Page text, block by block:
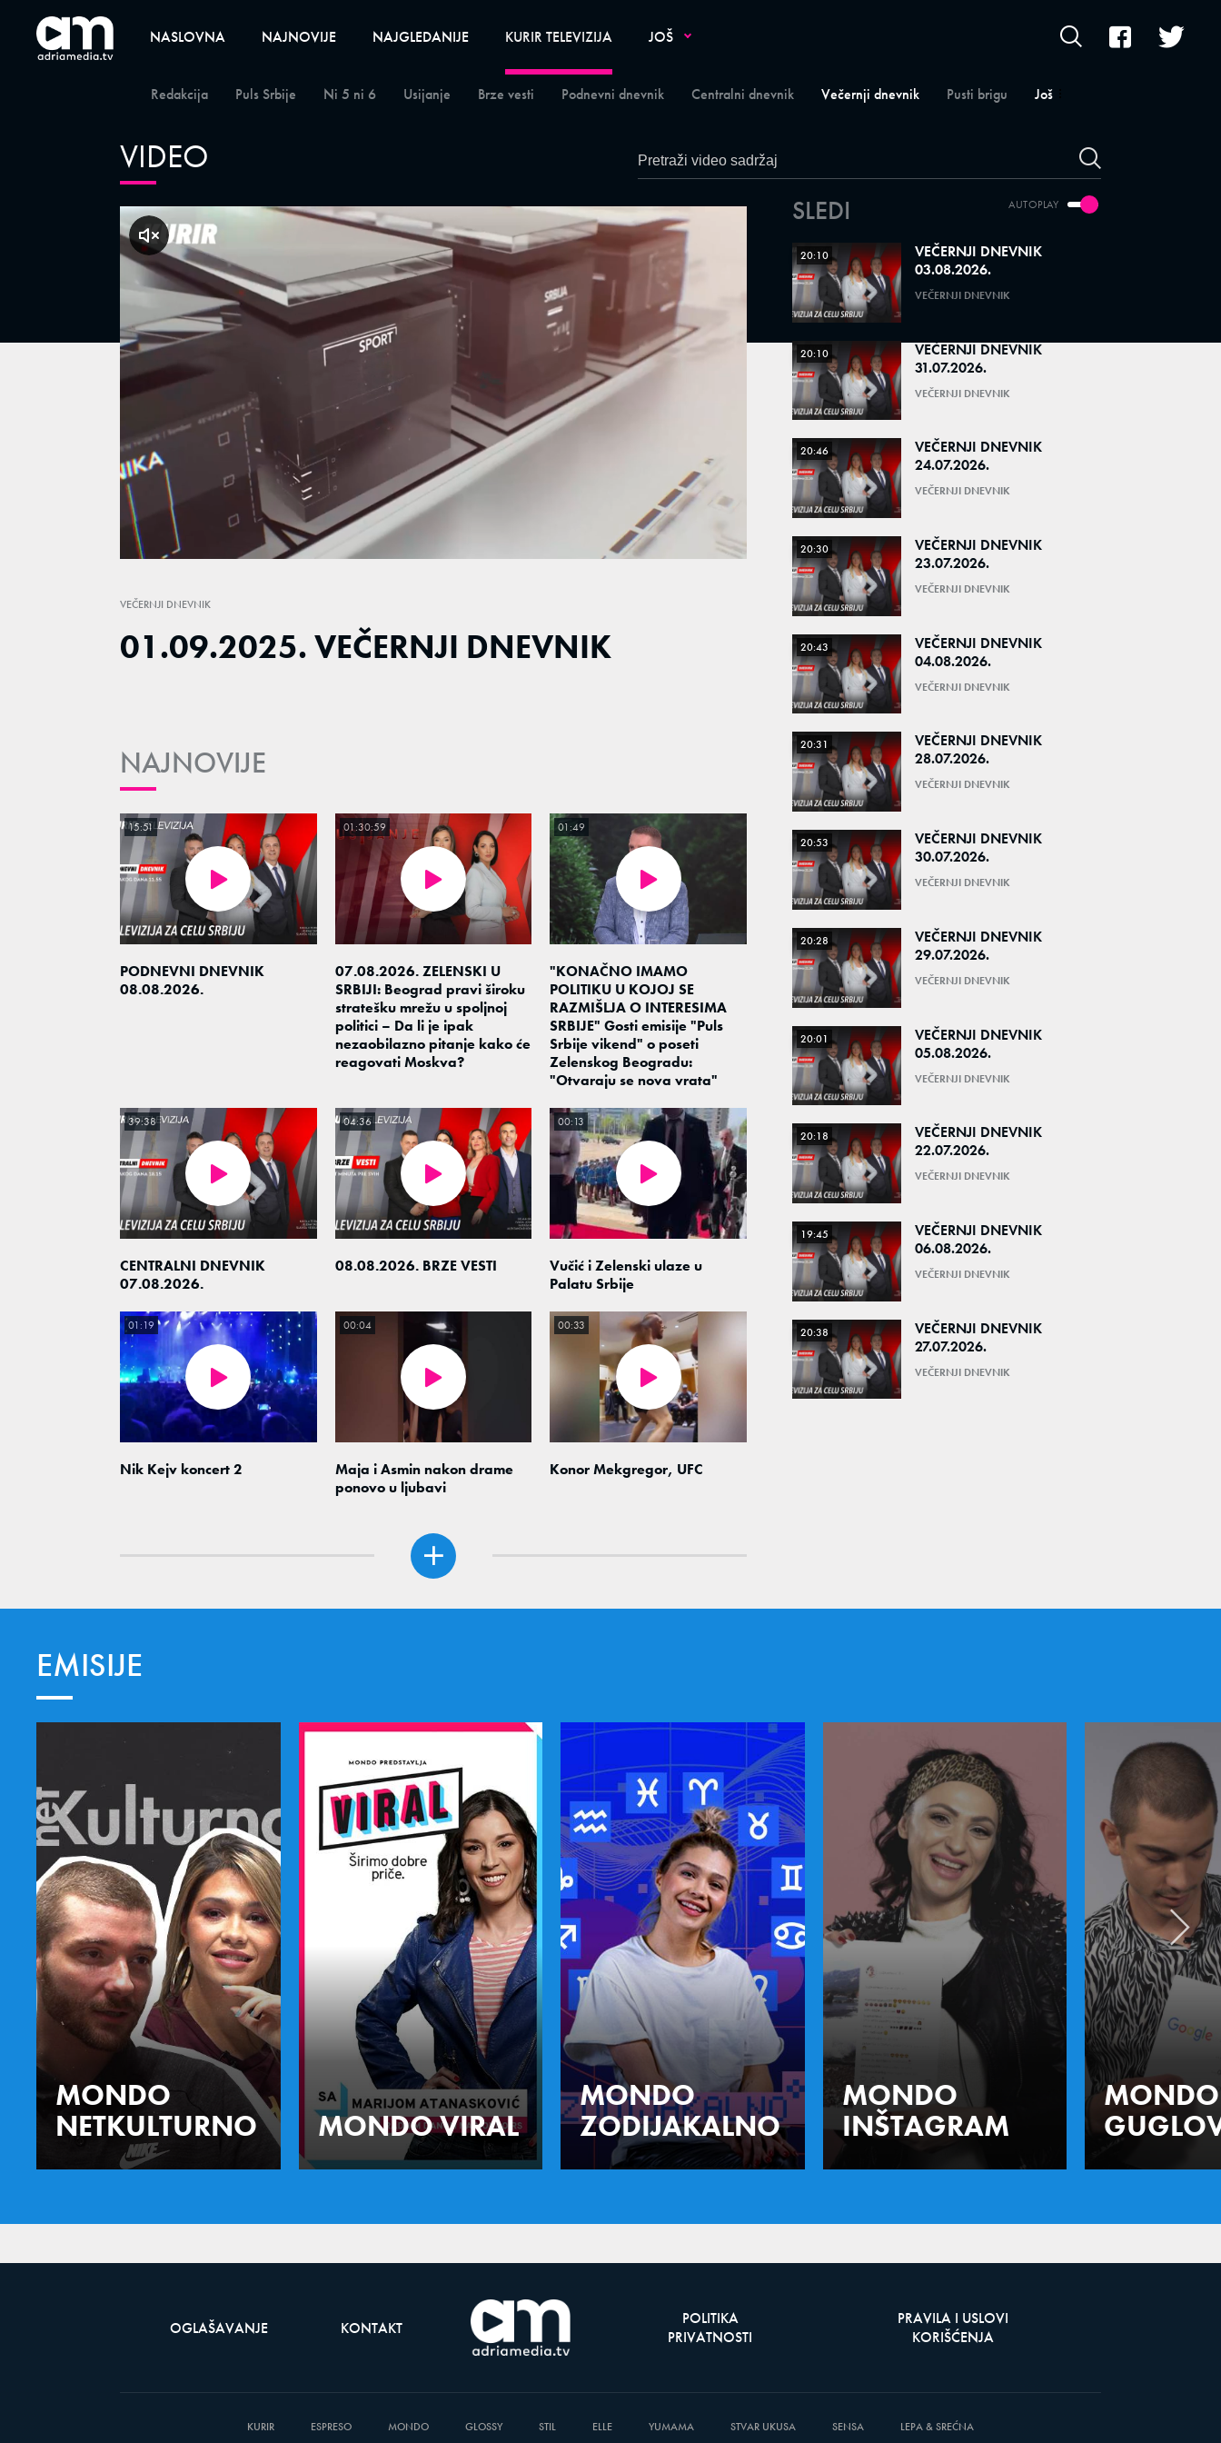
NASLOVNA NAJNOVIJE NAJGLEDANIJE KURIR TELEVIZIJA
Redakcija Puls Srbije Ni 5 ni 6 Usijanje Brze vesti Podnevni dnevnik Centralni dnevnik Večernji dnevnik Pusti brigu Još
JOŠ
VIDEO
Unmute
Loaded:
klikni za zvuk
VEČERNJI DNEVNIK
01.09.2025. VEČERNJI DNEVNIK
NAJNOVIJE
PODNEVNI DNEVNIK
08.08.2026.
15:51
07.08.2026. ZELENSKI U
SRBIJI: Beograd pravi široku
stratešku mrežu u spoljnoj
politici – Da li je ipak
nezaobilazno pitanje kako će
reagovati Moskva?
01:30:59
"KONAČNO IMAMO
POLITIKU U KOJOJ SE
RAZMIŠLJA O INTERESIMA
SRBIJE" Gosti emisije "Puls
Srbije vikend" o poseti
Zelenskog Beogradu:
"Otvaraju se nova vrata"
01:49
CENTRALNI DNEVNIK
07.08.2026.
39:38
08.08.2026. BRZE VESTI
04:36
Vučić i Zelenski ulaze u
Palatu Srbije
00:13
Nik Kejv koncert 2
01:19
Maja i Asmin nakon drame
ponovo u ljubavi
00:04
Konor Mekgregor, UFC
00:33
AUTOPLAY
SLEDI
20:10
VEČERNJI DNEVNIK
03.08.2026.
VEČERNJI DNEVNIK
20:10
VEČERNJI DNEVNIK
31.07.2026.
VEČERNJI DNEVNIK
20:46
VEČERNJI DNEVNIK
24.07.2026.
VEČERNJI DNEVNIK
20:30
VEČERNJI DNEVNIK
23.07.2026.
VEČERNJI DNEVNIK
20:43
VEČERNJI DNEVNIK
04.08.2026.
VEČERNJI DNEVNIK
20:31
VEČERNJI DNEVNIK
28.07.2026.
VEČERNJI DNEVNIK
20:53
VEČERNJI DNEVNIK
30.07.2026.
VEČERNJI DNEVNIK
20:28
VEČERNJI DNEVNIK
29.07.2026.
VEČERNJI DNEVNIK
20:01
VEČERNJI DNEVNIK
05.08.2026.
VEČERNJI DNEVNIK
20:18
VEČERNJI DNEVNIK
22.07.2026.
VEČERNJI DNEVNIK
19:45
VEČERNJI DNEVNIK
06.08.2026.
VEČERNJI DNEVNIK
20:38
VEČERNJI DNEVNIK
27.07.2026.
VEČERNJI DNEVNIK
EMISIJE
MONDO
NETKULTURNO
MONDO VIRAL
MONDO
ZODIJAKALNO
MONDO
INŠTAGRAM
MONDO
OGLAŠAVANJE KONTAKT
POLITIKA
PRIVATNOSTI
PRAVILA I USLOVI
KORIŠĆENJA
KURIR ESPRESO MONDO GLOSSY STIL ELLE YUMAMA STVAR UKUSA SENSA LEPA & SREĆNA